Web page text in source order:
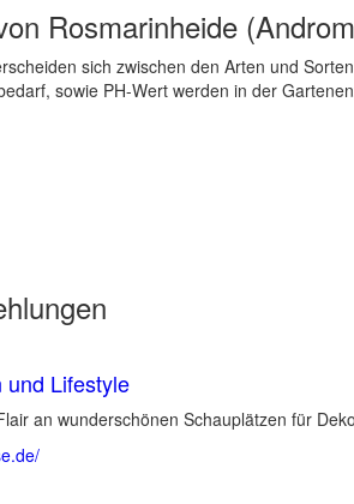
Rosmarinheide
sich zwischen den Arten und
sowie PH-Wert werden in der
Lifestyle
an wunderschönen Schauplätzen für